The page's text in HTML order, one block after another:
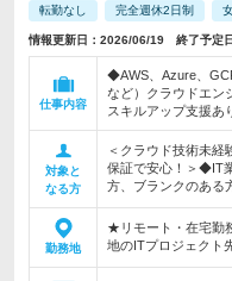
転勤なし 完全週休2日制
情報更新日：2026/06/19 終了予定
仕事内容
◆AWS、Azure、
など）クラウドエン
スキルアップ支援あ
対象と
なる方
＜クラウド技術未経
保証で安心！＞◆IT
方、ブランクのある
勤務地
★リモート・在宅勤
地のITプロジェクト